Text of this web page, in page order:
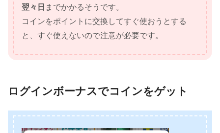
翌々日 までかかるそうです。
コインをポイントに交換してすぐ使おうとする
と、すぐ使えないので注意が必要です。
ログインボーナスでコインをゲット